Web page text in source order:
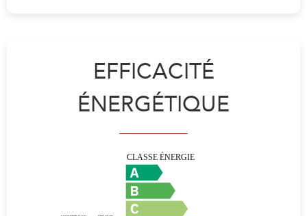
EFFICACITÉ
ÉNERGÉTIQUE